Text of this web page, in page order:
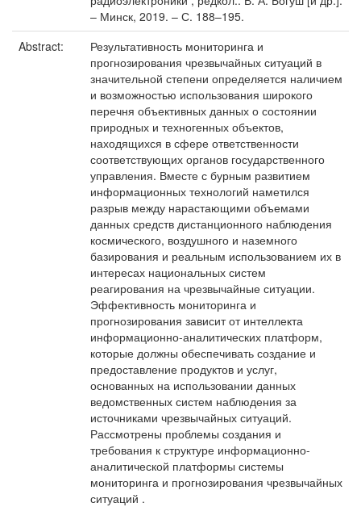
– Минск, 2019. – С. 188–195.
Abstract:
Результативность мониторинга и
прогнозирования чрезвычайных ситуаций в
значительной степени определяется наличием
и возможностью использования широкого
перечня объективных данных о состоянии
природных и техногенных объектов,
находящихся в сфере ответственности
соответствующих органов государственного
управления. Вместе с бурным развитием
информационных технологий наметился
разрыв между нарастающими объемами
данных средств дистанционного наблюдения
космического, воздушного и наземного
базирования и реальным использованием их в
интересах национальных систем
реагирования на чрезвычайные ситуации.
Эффективность мониторинга и
прогнозирования зависит от интеллекта
информационно-аналитических платформ,
которые должны обеспечивать создание и
предоставление продуктов и услуг,
основанных на использовании данных
ведомственных систем наблюдения за
источниками чрезвычайных ситуаций.
Рассмотрены проблемы создания и
требования к структуре информационно-
аналитической платформы системы
мониторинга и прогнозирования чрезвычайных
ситуаций .